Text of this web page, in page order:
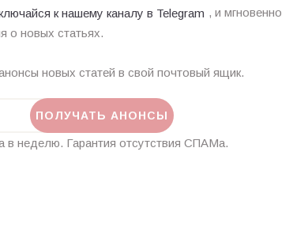
, и мгновенно
о новых статьях.
новых статей в свой почтовый ящик.
в неделю. Гарантия отсутствия СПАМа.